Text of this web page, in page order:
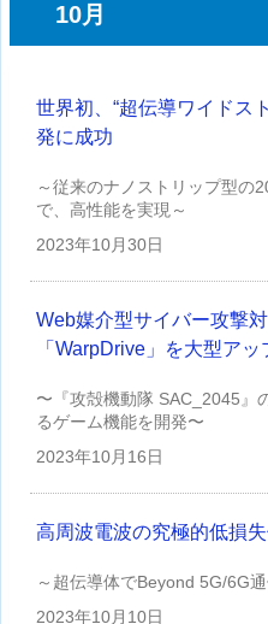
10月
世界初、“超伝導ワイドス
発に成功
～従来のナノストリップ型の
で、高性能を実現～
2023年10月30日
Web媒介型サイバー攻撃
「WarpDrive」を大型アッ
〜『攻殻機動隊 SAC_2045』
るゲーム機能を開発〜
2023年10月16日
高周波電波の究極的低損
～超伝導体でBeyond 5G/6G
2023年10月10日